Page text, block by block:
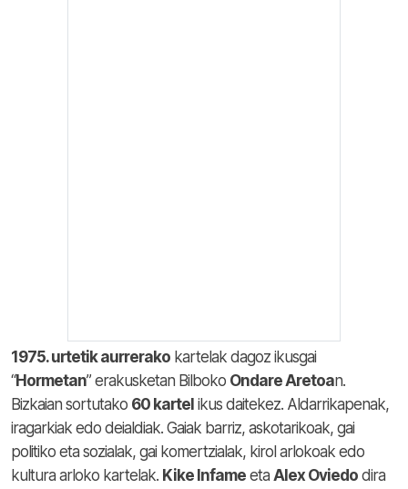
1975. urtetik aurrerako kartelak dagoz ikusgai
“Hormetan” erakusketan Bilboko Ondare Aretoan.
Bizkaian sortutako 60 kartel ikus daitekez. Aldarrikapenak,
iragarkiak edo deialdiak. Gaiak barriz, askotarikoak, gai
politiko eta sozialak, gai komertzialak, kirol arlokoak edo
kultura arloko kartelak. Kike Infame eta Alex Oviedo dira